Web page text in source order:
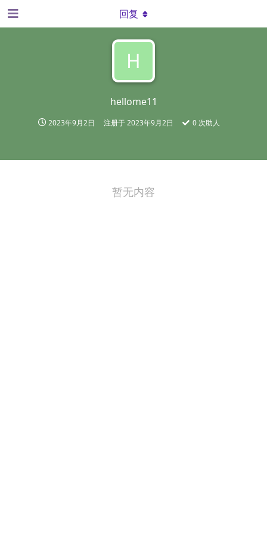
H
hellome11
2023年9月2日 注册于2023年9月2日 0 次助人
回复
暂无内容